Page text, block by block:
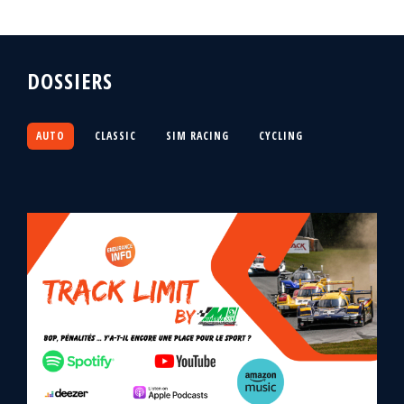
DOSSIERS
AUTO CLASSIC SIM RACING CYCLING